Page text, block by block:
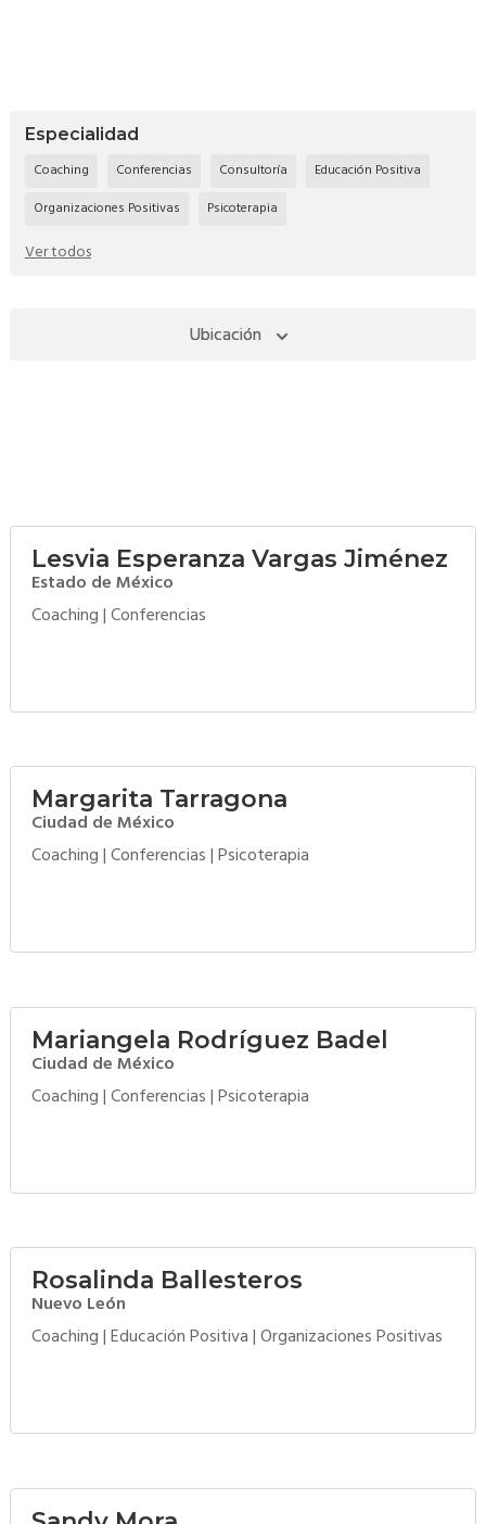
Especialidad
Coaching Conferencias Consultoría
Educación Positiva
Organizaciones Positivas
Psicoterapia
Ver todos
Lesvia Esperanza Vargas Jiménez
Estado de México
Coaching|Conferencias
Margarita Tarragona
Ciudad de México
Coaching|Conferencias|Psicoterapia
Mariangela Rodríguez Badel
Ciudad de México
Coaching|Conferencias|Psicoterapia
Rosalinda Ballesteros
Nuevo León
Coaching|Educación Positiva|Organizaciones Positivas